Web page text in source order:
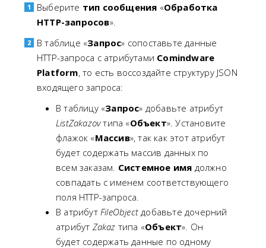
Выберите тип сообщения «Обработка
HTTP-запросов».
В таблице «Запрос» сопоставьте данные
HTTP-запроса с атрибутами Comindware
Platform, то есть воссоздайте структуру JSON
входящего запроса:
В таблицу «Запрос» добавьте атрибут
ListZakazovтипа «Объект». Установите
флажок «Массив», так как этот атрибут
будет содержать массив данных по
всем заказам. Системное имя должно
совпадать с именем соответствующего
поля HTTP-запроса.
В атрибут FileObject добавьте дочерний
атрибут Zakaz типа «Объект». Он
будет содержать данные по одному